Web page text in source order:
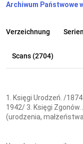
Archiwum Państwowe
Verzeichnung
Scans (2704)
1. Księgi Urodzeń. /
1942/ 3. Księgi
(urodzenia,